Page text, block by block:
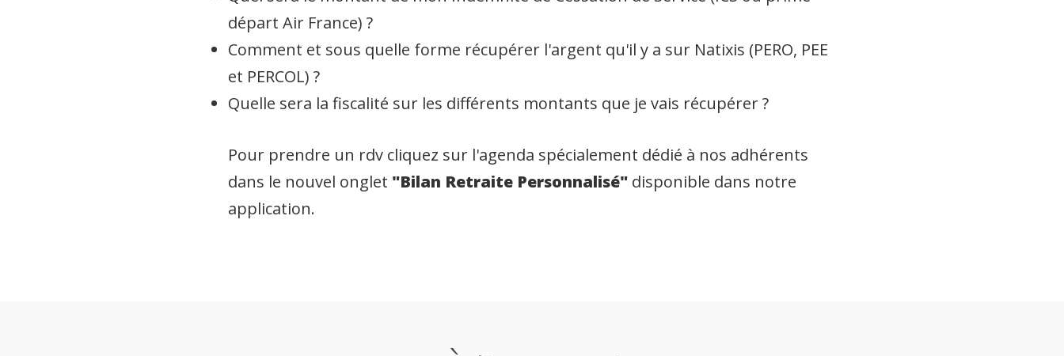
départ Air France) ?
Comment et sous quelle forme récupérer l'argent qu'il y a sur Natixis (PERO, PEE
et PERCOL) ?
Quelle sera la fiscalité sur les différents montants que je vais récupérer ?
Pour prendre un rdv cliquez sur l'agenda spécialement dédié à nos adhérents
dans le nouvel onglet "Bilan Retraite Personnalisé" disponible dans notre
application.